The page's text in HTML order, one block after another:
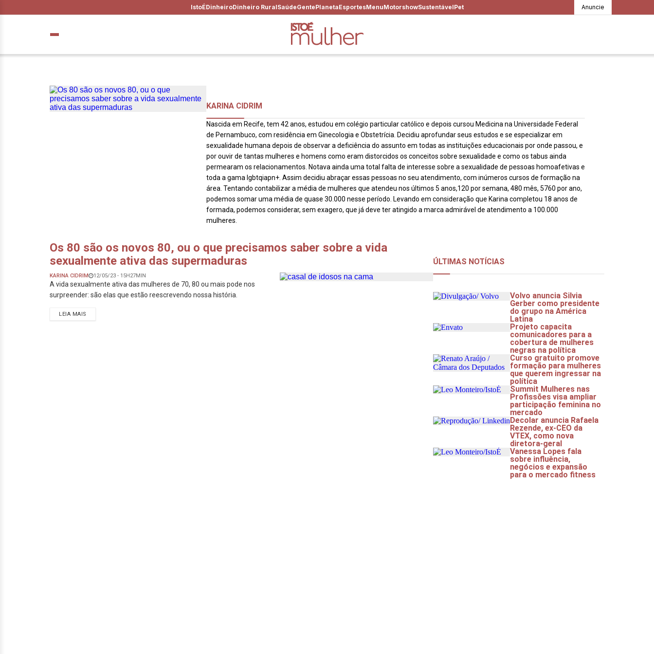
IstoÉDinheiroDinheiro RuralSaúdeGentePlanetaEsportesMenuMotorshowSustentávelPet Anuncie
KARINA CIDRIM
Nascida em Recife, tem 42 anos, estudou em colégio particular católico e depois cursou Medicina na Universidade Federal
de Pernambuco, com residência em Ginecologia e Obstetrícia. Decidiu aprofundar seus estudos e se especializar em
sexualidade humana depois de observar a deficiência do assunto em todas as instituições educacionais por onde passou, e
por ouvir de tantas mulheres e homens como eram distorcidos os conceitos sobre sexualidade e como os tabus ainda
permearam os relacionamentos. Notava ainda uma total falta de interesse sobre a sexualidade de pessoas homoafetivas e
toda a gama lgbtqiapn+. Assim decidiu abraçar essas pessoas no seu atendimento, com inúmeros cursos de formação na
área. Tentando contabilizar a média de mulheres que atendeu nos últimos 5 anos,120 por semana, 480 mês, 5760 por ano,
podemos somar uma média de quase 30.000 nesse período. Levando em consideração que Karina completou 18 anos de
formada, podemos considerar, sem exagero, que já deve ter atingido a marca admirável de atendimento a 100.000
mulheres.
Os 80 são os novos 80, ou o que precisamos saber sobre a vida
sexualmente ativa das supermaduras
KARINA CIDRIM 12/05/23 - 15H27MIN
A vida sexualmente ativa das mulheres de 70, 80 ou mais pode nos
surpreender: são elas que estão reescrevendo nossa história.
LEIA MAIS